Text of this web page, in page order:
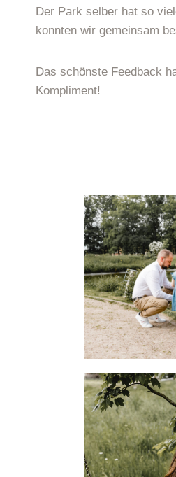
Der Park selber hat so
konnten wir gemeinsam
Das schönste Feedback
Kompliment!